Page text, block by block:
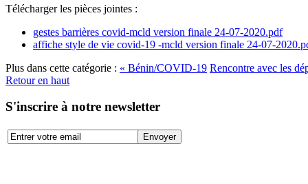
Télécharger les pièces jointes :
gestes barrières covid-mcld version finale 24-07-2020.pdf
affiche style de vie covid-19 -mcld version finale 24-07-
Plus dans cette catégorie : « Bénin/COVID-19 Rencontre avec les
Retour en haut
S'inscrire à notre newsletter